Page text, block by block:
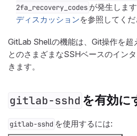
2fa_recovery_codes が発生しま
ディスカッションを参照してくだ
GitLab Shellの機能は、Git操作を超
とのさまざまなSSHベースのイン
きます。
gitlab-sshd を有効に
gitlab-sshd を使用するには: